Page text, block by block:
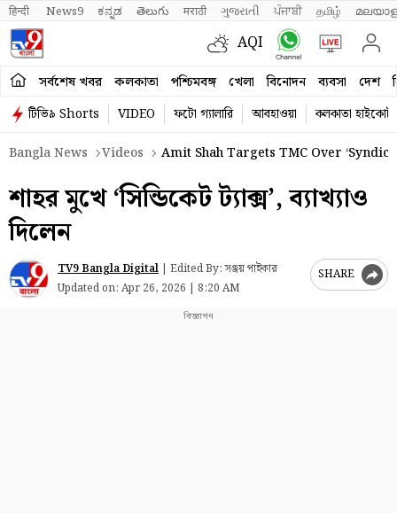
हिन्दी News9 ಕನ್ನಡ తెలుగు मराठी ગુજરાતી ਪੰਜਾਬੀ தமிழ்
AQI
সর্বশেষ খবর কলকাতা পশ্চিমবঙ্গ খেলা বিনোদন ব্যবসা দেশ
টিভি৯ Shorts VIDEO ফটো গ্যালারি আবহাওয়া
কলকাতা হাইকোর্ট
Bangla News
Videos Amit Shah Targets TMC Over
শাহর মুখে ‘সিন্ডিকেট ট্যাক্স’, ব্যাখ্যাও
দিলেন
TV9 Bangla Digital | Edited By: সঞ্জয় পাইকার
Updated on: Apr 26, 2026 | 8:20 AM
SHARE